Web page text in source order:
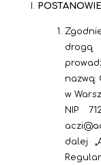
drogą
nazwą:
w
NIP
dalej